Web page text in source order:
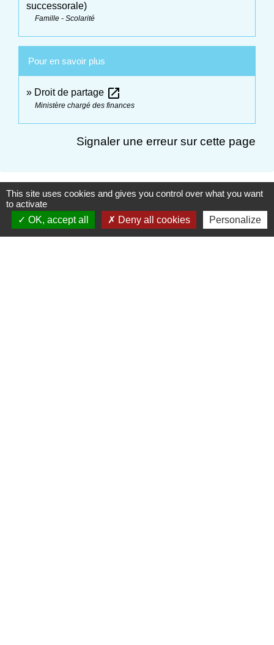
successorale)
Famille - Scolarité
Pour en savoir plus
Droit de partage open_in_new
Ministère chargé des finances
Signaler une erreur sur cette page
Contactez votre Mairie
Commune d'Haudivillers
This site uses cookies and gives you control over what you want
to activate
OK, accept all
Deny all cookies Personalize